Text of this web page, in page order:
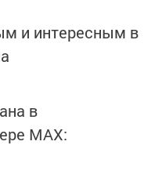
и интересным в
в
MАХ: